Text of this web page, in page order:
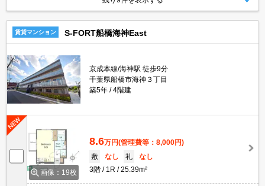
賃貸マンション S-FORT船橋海神East
京成本線/海神駅 徒歩9分
千葉県船橋市海神３丁目
築5年
4階建
画像：19枚
8.6万円(管理費等：8,000円)
敷
なし 礼
なし
3階
1R 25.39m²